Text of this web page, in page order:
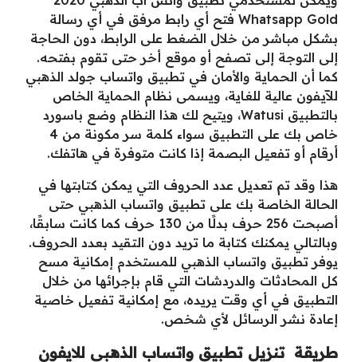
Whatsapp Gold فتح أي رابط مرفق في أي رسالة
بشكل مباشر من خلال الضغط على الرابط، دون الحاجة
إلى التوجة إلى تصفح أو موقع أخر حتى تقوم بفتحه.
كما أن الحماية والأمان في تطبيق واتساب جولد الذهبي
للآيفون عالية للغاية، ويسمى نظام الحماية الخاص
بالتطبيق Watusi، ويتيح لك هذا النظام وضع باسورد
خاص بك على التطبيق سواء كلمة سر مكونة من 4
أرقام أو تفعيل البصمة إذا كانت متوفرة في هاتفك.
هذا وقد تم تعديل عدد الحروف التي يمكن كتابتها في
الحالة الخاصة بك على تطبيق واتساب الذهبي حتى
أصبحت 256 حرف بدلًا من 130 حرف كما كانت سابقًا،
وبالتالي يمكنك كتابة ما تريد دون التقيد بعدد الحروف.
يوفر تطبيق واتساب الذهبي للمستخدم إمكانية مسح
كل المحادثات والدردشات التي قام بإجرائها من خلال
التطبيق في أي وقت يريده، مع إمكانية تفعيل خاصية
إعادة نشر الرسائل لأي شخص.
طريقة تنزيل تطبيق واتساب الذهبي للايفون